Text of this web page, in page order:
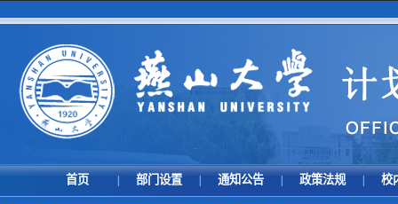
首页 部门设置 通知公告 政策法规 校